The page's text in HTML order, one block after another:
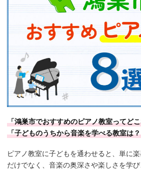
「鴻巣市でおすすめのピアノ教室ってど
「子どものうちから音楽を学べる教室は
ピアノ教室に子どもを通わせると、単に
だけでなく、音楽の奥深さや楽しさを学